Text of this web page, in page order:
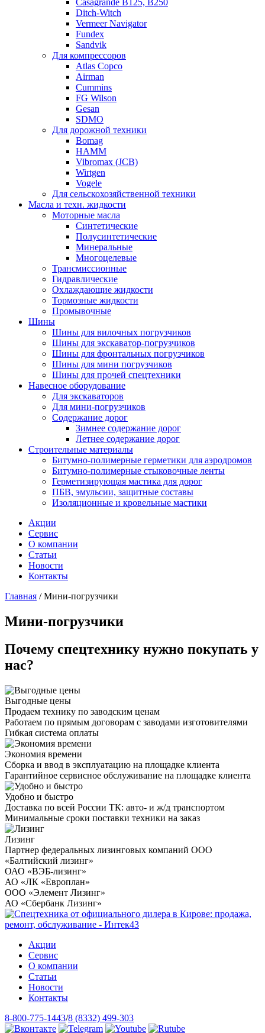
Ditch-Witch
Vermeer Navigator
Fundex
Sandvik
Для компрессоров
Atlas Copco
Airman
Cummins
FG Wilson
Gesan
SDMO
Для дорожной техники
Bomag
HAMM
Vibromax (JCB)
Wirtgen
Vogele
Для сельскохозяйственной техники
Масла и техн. жидкости
Моторные масла
Синтетические
Полусинтетические
Минеральные
Многоцелевые
Трансмиссионные
Гидравлические
Охлаждающие жидкости
Тормозные жидкости
Промывочные
Шины
Шины для вилочных погрузчиков
Шины для экскаватор-погрузчиков
Шины для фронтальных погрузчиков
Шины для мини погрузчиков
Шины для прочей спецтехники
Навесное оборудование
Для экскаваторов
Для мини-погрузчиков
Содержание дорог
Зимнее содержание дорог
Летнее содержание дорог
Строительные материалы
Битумно-полимерные герметики для аэродромов
Битумно-полимерные стыковочные ленты
Герметизирующая мастика для дорог
ПБВ, эмульсии, защитные составы
Изоляционные и кровельные мастики
Акции
Сервис
О компании
Статьи
Новости
Контакты
Главная /Мини-погрузчики
Мини-погрузчики
Почему спецтехнику нужно покупать у
нас?
Выгодные цены
Продаем технику по заводским ценам
Работаем по прямым договорам с заводами изготовителями
Гибкая система оплаты
Экономия времени
Сборка и ввод в эксплуатацию на площадке клиента
Гарантийное сервисное обслуживание на площадке клиента
Удобно и быстро
Доставка по всей России ТК: авто- и ж/д транспортом
Минимальные сроки поставки техники на заказ
Лизинг
Партнер федеральных лизинговых компаний ООО
«Балтийский лизинг»
ОАО «ВЭБ-лизинг»
АО «ЛК «Европлан»
ООО «Элемент Лизинг»
АО «Сбербанк Лизинг»
Акции
Сервис
О компании
Статьи
Новости
Контакты
8-800-775-1443/8 (8332) 499-303